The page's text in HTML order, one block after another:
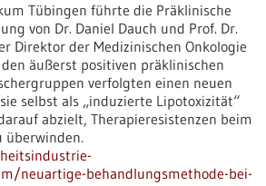
Tübingen führte die Präklinische
von Dr. Daniel Dauch und Prof. Dr.
Direktor der Medizinischen Onkologie
äußerst positiven präklinischen
verfolgten einen neuen
selbst als „induzierte Lipotoxizität“
abzielt, Therapieresistenzen beim
überwinden.
neuartige-behandlungsmethode-bei-